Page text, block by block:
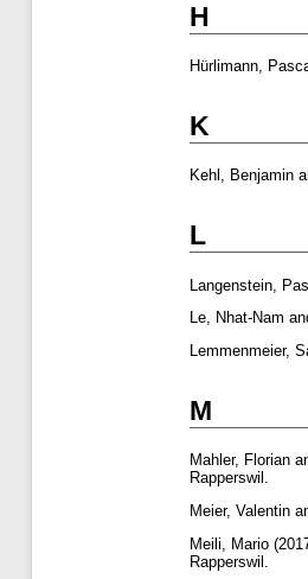
H
Hürlimann,
K
Kehl, Benjamin
L
Langenstein,
Le, Nhat-Nam
Lemmenmeier,
M
Mahler, Florian
Rapperswil.
Meier, Valentin
Meili, Mario
Rapperswil.